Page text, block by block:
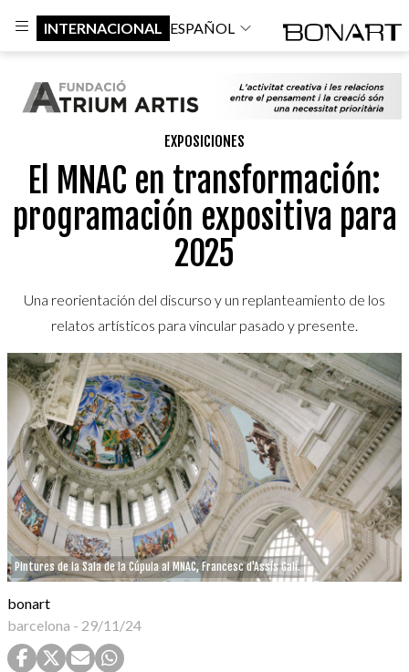
INTERNACIONAL ESPAÑOL
EXPOSICIONES
El MNAC en transformación:
programación expositiva para
2025
Una reorientación del discurso y un replanteamiento de los
relatos artísticos para vincular pasado y presente.
Pintures de la Sala de la Cúpula al MNAC, Francesc d'Assís Galí.
bonart
barcelona - 29/11/24